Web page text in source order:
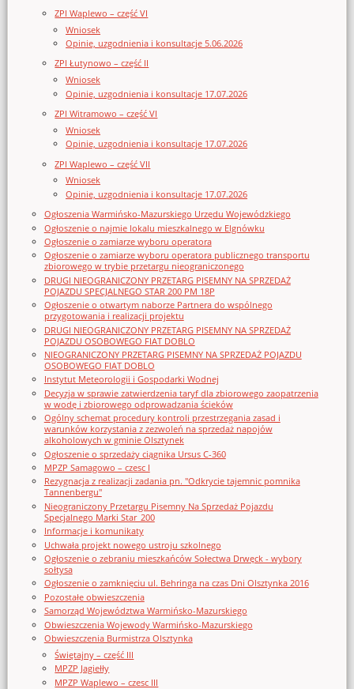
ZPI Waplewo – część VI
Wniosek
Opinie, uzgodnienia i konsultacje 5.06.2026
ZPI Łutynowo – część II
Wniosek
Opinie, uzgodnienia i konsultacje 17.07.2026
ZPI Witramowo – część VI
Wniosek
Opinie, uzgodnienia i konsultacje 17.07.2026
ZPI Waplewo – część VII
Wniosek
Opinie, uzgodnienia i konsultacje 17.07.2026
Ogłoszenia Warmińsko-Mazurskiego Urzędu Wojewódzkiego
Ogłoszenie o najmie lokalu mieszkalnego w Elgnówku
Ogłoszenie o zamiarze wyboru operatora
Ogłoszenie o zamiarze wyboru operatora publicznego transportu
zbiorowego w trybie przetargu nieograniczonego
DRUGI NIEOGRANICZONY PRZETARG PISEMNY NA SPRZEDAŻ
POJAZDU SPECJALNEGO STAR 200 PM 18P
Ogłoszenie o otwartym naborze Partnera do wspólnego
przygotowania i realizacji projektu
DRUGI NIEOGRANICZONY PRZETARG PISEMNY NA SPRZEDAŻ
POJAZDU OSOBOWEGO FIAT DOBLO
NIEOGRANICZONY PRZETARG PISEMNY NA SPRZEDAŻ POJAZDU
OSOBOWEGO FIAT DOBLO
Instytut Meteorologii i Gospodarki Wodnej
Decyzja w sprawie zatwierdzenia taryf dla zbiorowego zaopatrzenia
w wodę i zbiorowego odprowadzania ścieków
Ogólny schemat procedury kontroli przestrzegania zasad i
warunków korzystania z zezwoleń na sprzedaż napojów
alkoholowych w gminie Olsztynek
Ogłoszenie o sprzedaży ciągnika Ursus C-360
MPZP Samagowo – czesc I
Rezygnacja z realizacji zadania pn. "Odkrycie tajemnic pomnika
Tannenbergu"
Nieograniczony Przetargu Pisemny Na Sprzedaż Pojazdu
Specjalnego Marki Star_200
Informacje i komunikaty
Uchwała projekt nowego ustroju szkolnego
Ogłoszenie o zebraniu mieszkańców Sołectwa Drwęck - wybory
sołtysa
Ogłoszenie o zamknięciu ul. Behringa na czas Dni Olsztynka 2016
Pozostałe obwieszczenia
Samorząd Województwa Warmińsko-Mazurskiego
Obwieszczenia Wojewody Warmińsko-Mazurskiego
Obwieszczenia Burmistrza Olsztynka
Świętajny – część III
MPZP Jagiełły
MPZP Waplewo – czesc III